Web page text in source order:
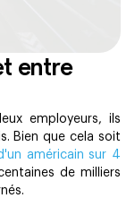
entre
employeurs, ils
Bien que cela soit
américain sur 4
de milliers